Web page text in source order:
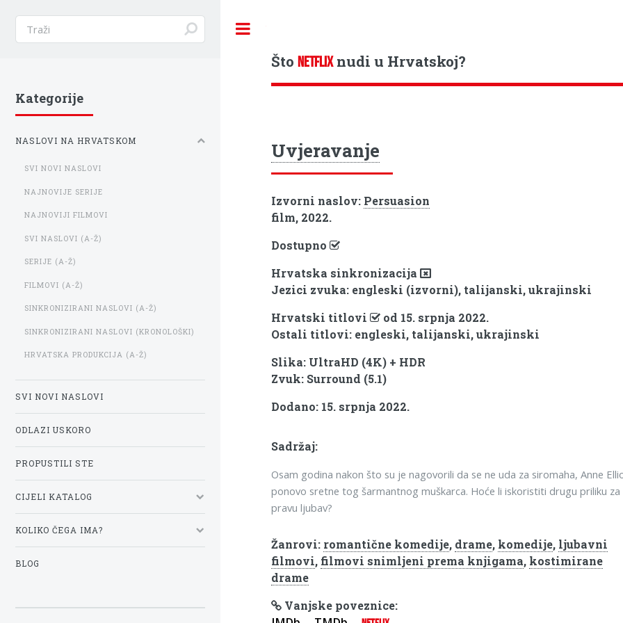
ŠtoNETFLIXnudi u Hrvatskoj?
Uvjeravanje
Izvorni naslov: Persuasion
film, 2022.
Dostupno
Hrvatska sinkronizacija
Jezici zvuka: engleski (izvorni), talijanski, ukrajinski
Hrvatski titlovi
od 15. srpnja 2022.
Ostali titlovi: engleski, talijanski, ukrajinski
Slika: UltraHD (4K) + HDR
Zvuk: Surround (5.1)
Dodano: 15. srpnja 2022.
Sadržaj:
Osam godina nakon što su je nagovorili da se ne uda za siromaha, Anne
ponovo sretne tog šarmantnog muškarca. Hoće li iskoristiti drugu priliku za
pravu ljubav?
Žanrovi: romantične komedije, drame, komedije, ljubavni
filmovi, filmovi snimljeni prema knjigama, kostimirane
drame
Vanjske poveznice:
Kategorije
NASLOVI NA HRVATSKOM
SVI NOVI NASLOVI
NAJNOVIJE SERIJE
NAJNOVIJI FILMOVI
SVI NASLOVI (A-Ž)
SERIJE (A-Ž)
FILMOVI (A-Ž)
SINKRONIZIRANI NASLOVI (A-Ž)
SINKRONIZIRANI NASLOVI (KRONOLOŠKI)
HRVATSKA PRODUKCIJA (A-Ž)
SVI NOVI NASLOVI
ODLAZI USKORO
PROPUSTILI STE
CIJELI KATALOG
KOLIKO ČEGA IMA?
BLOG
Toggle